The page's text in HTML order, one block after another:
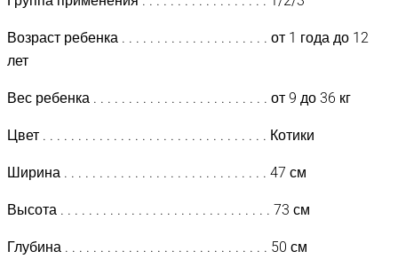
Возраст ребенка . . . . . . . . . . . . . . . . . . . . . от 1 года до 12
лет
Вес ребенка . . . . . . . . . . . . . . . . . . . . . . . . . от 9 до 36 кг
Цвет . . . . . . . . . . . . . . . . . . . . . . . . . . . . . . . . Котики
Ширина . . . . . . . . . . . . . . . . . . . . . . . . . . . . . 47 см
Высота . . . . . . . . . . . . . . . . . . . . . . . . . . . . . . 73 см
Глубина . . . . . . . . . . . . . . . . . . . . . . . . . . . . . 50 см